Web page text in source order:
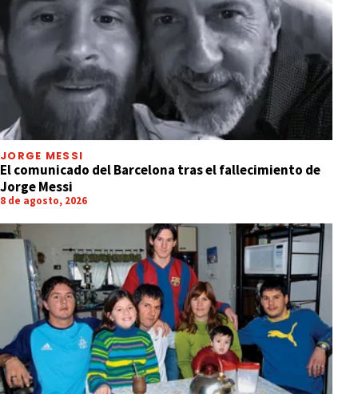
JORGE MESSI
El comunicado del Barcelona tras el fallecimiento de
Jorge Messi
8 de agosto, 2026